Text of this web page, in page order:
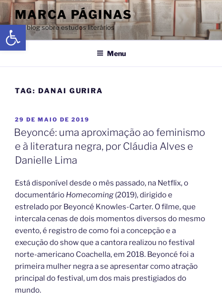
Abrir a barra de ferramentas
MARCA PÁGINAS
Um blog sobre estudos literários
Menu
TAG: DANAI GURIRA
29 DE MAIO DE 2019
Beyoncé: uma aproximação ao feminismo
e à literatura negra, por Cláudia Alves e
Danielle Lima
Está disponível desde o mês passado, na Netflix, o
documentário Homecoming (2019), dirigido e
estrelado por Beyoncé Knowles-Carter. O filme, que
intercala cenas de dois momentos diversos do mesmo
evento, é registro de como foi a concepção e a
execução do show que a cantora realizou no festival
norte-americano Coachella, em 2018. Beyoncé foi a
primeira mulher negra a se apresentar como atração
principal do festival, um dos mais prestigiados do
mundo.